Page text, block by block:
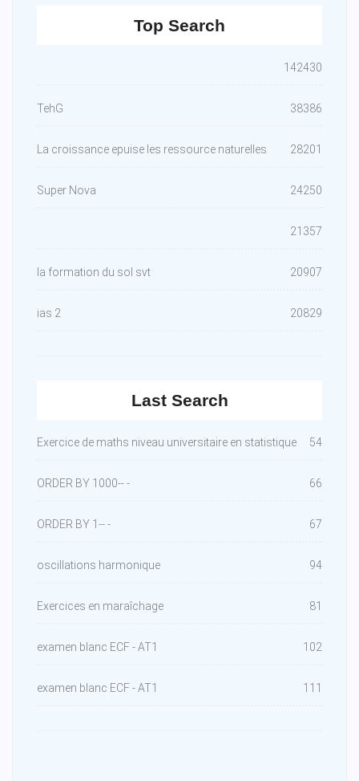
Top Search
142430
TehG 38386
La croissance epuise les ressource naturelles 28201
Super Nova 24250
21357
la formation du sol svt 20907
ias 2 20829
Last Search
Exercice de maths niveau universitaire en statistique 54
ORDER BY 1000-- - 66
ORDER BY 1-- - 67
oscillations harmonique 94
Exercices en maraîchage 81
examen blanc ECF - AT1 102
examen blanc ECF - AT1 111